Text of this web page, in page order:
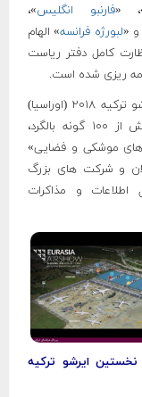
«فارنبو انگلیس»،
و «لبورژه فرانسه» الهام
کامل دفتر ریاست
ریزی شده است.
اهداف برگزاری ایرشو ترکیه ۲۰۱۸ (اوراسیا)
شامل «نمایش بیش از ۱۰۰ گونه بالگرد،
های موشکی و فضایی»
و شرکت های بزرگ
اطلاعات و مذاکرات
نخستین ایرشو ترکیه